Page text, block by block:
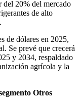
del 20% del mercado
de alto
de dólares en 2025,
Se prevé que crecerá
y 2034, respaldado
agrícola y la
Otros